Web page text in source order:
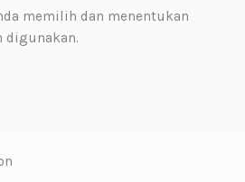
memilih dan menentukan
digunakan.